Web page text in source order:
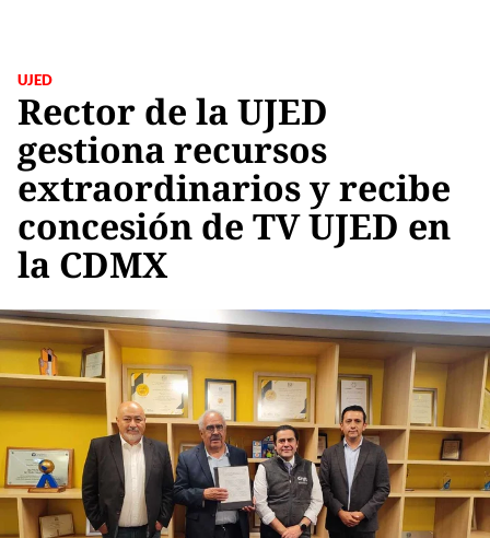
UJED
Rector de la UJED
gestiona recursos
extraordinarios y recibe
concesión de TV UJED en
la CDMX